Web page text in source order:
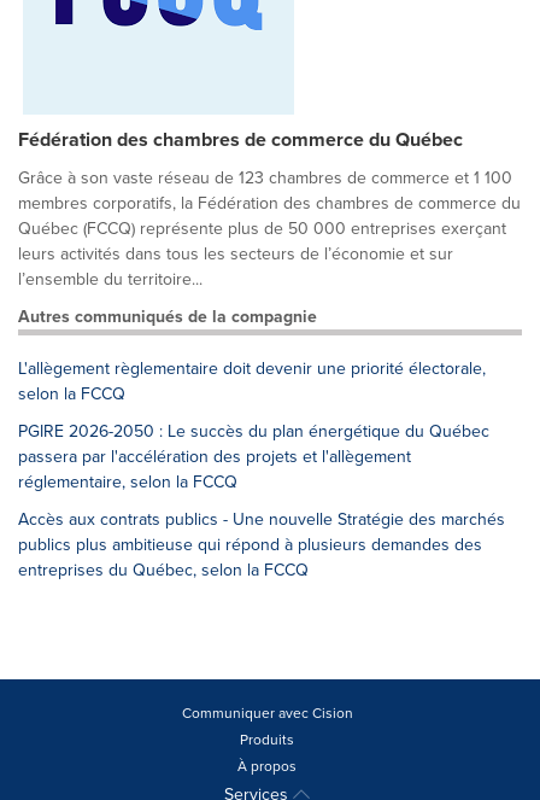
Fédération des chambres de commerce du Québec
Grâce à son vaste réseau de 123 chambres de commerce et 1 100
membres corporatifs, la Fédération des chambres de commerce du
Québec (FCCQ) représente plus de 50 000 entreprises exerçant
leurs activités dans tous les secteurs de l’économie et sur
l’ensemble du territoire...
Autres communiqués de la compagnie
L'allègement règlementaire doit devenir une priorité électorale,
selon la FCCQ
PGIRE 2026-2050 : Le succès du plan énergétique du Québec
passera par l'accélération des projets et l'allègement
réglementaire, selon la FCCQ
Accès aux contrats publics - Une nouvelle Stratégie des marchés
publics plus ambitieuse qui répond à plusieurs demandes des
entreprises du Québec, selon la FCCQ
Communiquer avec Cision
Produits
À propos
Services